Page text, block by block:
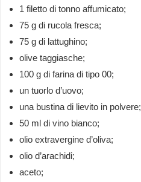
1 filetto di tonno affumicato;
75 g di rucola fresca;
75 g di lattughino;
olive taggiasche;
100 g di farina di tipo 00;
un tuorlo d’uovo;
una bustina di lievito in polvere;
50 ml di vino bianco;
olio extravergine d’oliva;
olio d’arachidi;
aceto;